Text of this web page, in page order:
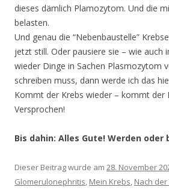
dieses dämlich Plamozytom. Und die
belasten.
Und genau die “Nebenbaustelle”
jetzt still. Oder pausiere sie – wie auch
wieder Dinge in Sachen Plasmozytom
schreiben muss, dann werde ich das
Kommt der Krebs wieder – kommt der
Versprochen!
Bis dahin: Alles Gute! Werden oder
Dieser Beitrag wurde am 28. November
Glomerulonephritis, Mein Krebs, Nach